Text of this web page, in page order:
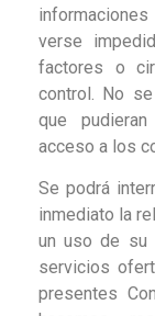
verse
factores o
control. No
que
acceso a los
Se podrá
inmediato la
un uso de su
servicios
presentes